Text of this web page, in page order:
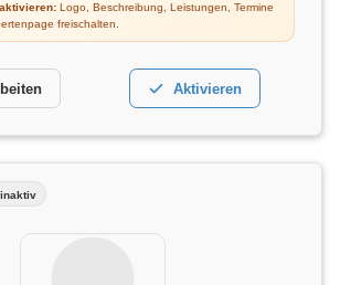
Logo, Beschreibung, Leistungen, Termine
freischalten.
Aktivieren
inaktiv